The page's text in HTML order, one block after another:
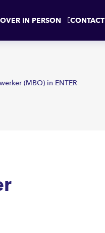
OVER IN PERSON CONTACT
(MBO) in ENTER